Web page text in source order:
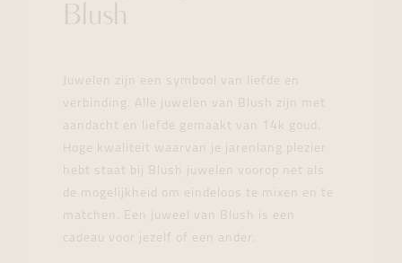
Blush
Juwelen zijn een symbool van liefde en
verbinding. Alle juwelen van Blush zijn met
aandacht en liefde gemaakt van 14k goud.
Hoge kwaliteit waarvan je jarenlang plezier
hebt staat bij Blush juwelen voorop net als
de mogelijkheid om eindeloos te mixen en te
matchen. Een juweel van Blush is een
cadeau voor jezelf of een ander.